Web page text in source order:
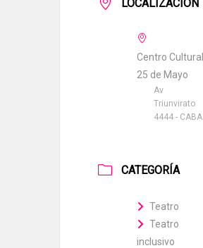
LOCALIZACIÓN
Centro Cultural
25 de Mayo
Av
Triunvirato
4444 - CABA
CATEGORÍA
Teatro
Teatro
inclusivo